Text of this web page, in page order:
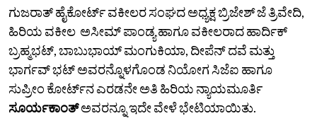
ಗುಜರಾತ್ ಹೈಕೋರ್ಟ್ ವಕೀಲರ ಸಂಘದ ಅಧ್ಯಕ್ಷ ಬ್ರಿಜೇಶ್ ಜೆ ತ್ರಿವೇದಿ,
ಹಿರಿಯ ವಕೀಲ ಅಸೀಮ್ ಪಾಂಡ್ಯ ಹಾಗೂ ವಕೀಲರಾದ ಹಾರ್ದಿಕ್
ಬ್ರಹ್ಮಭಟ್, ಬಾಬುಭಾಯ್ ಮಂಗುಕಿಯಾ, ದೀಪೆನ್ ದವೆ ಮತ್ತು
ಭಾರ್ಗವ್ ಭಟ್ ಅವರನ್ನೊಳಗೊಂಡ ನಿಯೋಗ ಸಿಜೆಐ ಹಾಗೂ
ಸುಪ್ರೀಂ ಕೋರ್ಟ್‌ನ ಎರಡನೇ ಅತಿ ಹಿರಿಯ ನ್ಯಾಯಮೂರ್ತಿ
ಸೂರ್ಯಕಾಂತ್‌ಅವರನ್ನೂ ಇದೇ ವೇಳೆ ಭೇಟಿಯಾಯಿತು.